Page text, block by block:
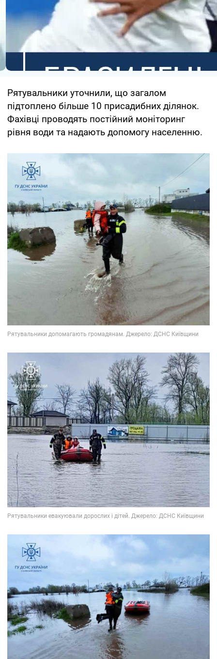
Рятувальники уточнили, що загалом
підтоплено більше 10 присадибних ділянок.
Фахівці проводять постійний моніторинг
рівня води та надають допомогу населенню.